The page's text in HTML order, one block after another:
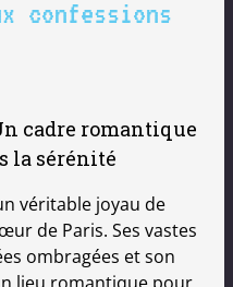
confessions
cadre romantique
la sérénité
véritable joyau de
de Paris. Ses vastes
ombragées et son